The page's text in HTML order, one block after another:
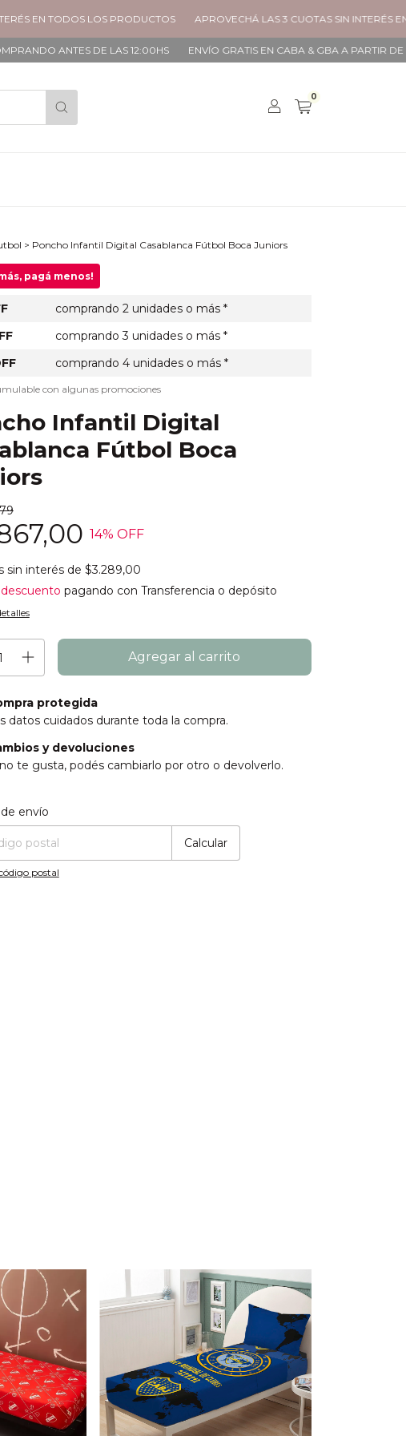
LOS PRODUCTOS APROVECHÁ LAS 3 CUOTAS SIN INTERÉS EN TODOS
ANTES DE LAS 12:00HS ENVÍO GRATIS EN CABA & GBA A PARTIR DE $90.000
0
> Poncho Infantil Digital Casablanca Fútbol Boca Juniors
pagá menos!
comprando 2 unidades o más *
comprando 3 unidades o más *
comprando 4 unidades o más *
con algunas promociones
Infantil Digital
Fútbol Boca
14% OFF
sin interés de $3.289,00
pagando con Transferencia o depósito
protegida
datos cuidados durante toda la compra.
y devoluciones
te gusta, podés cambiarlo por otro o devolverlo.
el CP:
envío
Calcular
postal